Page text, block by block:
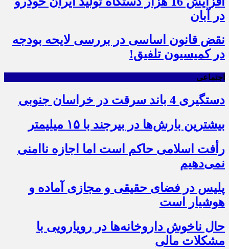
در آبان
نقض قانون اساسی در بررسی لایحه بودجه
در کمیسیون تلفیق!
اجتماعی
دستگیری 4 باند سرقت در خراسان جنوبی
بیشترین بارش‌ها در بیرجند با ۱۵ میلیمتر
رأفت اسلامی حاکم است اما اجازه ناامنی
نمی‌دهیم
پلیس در فضای حقیقی و مجازی آماده و
هوشیار است
حال ناخوش داروخانه‌ها در رویارویی با
مشکلات مالی